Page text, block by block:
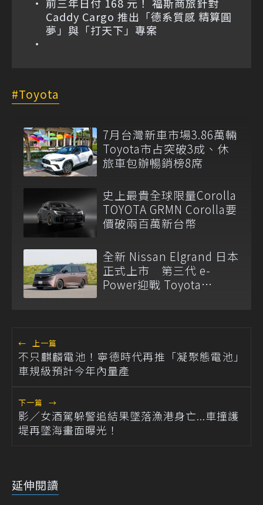
Caddy Cargo 推出「德系質感 精算圓
夢」與「打天下」專案
Toyota
7月台灣新車市場3.86萬輛
Toyota市占突破3成、休
旅車包辦暢銷榜8席
史上最貴全球限量Corolla
TOYOTA GRMN Corolla要
價破兩百萬新台幣
全新 Nissan Elgrand 日本
正式上市 第三代 e-
Power迎戰 Toyota
← 上一篇
不只麒麟電池！寧德時代再推「凝聚態電池」
車規級預計今年內量產
下一篇 →
影／女酒駕躲警追結果墜落漁港身亡...車撞護
堤再墜海畫面曝光！
延伸閱讀